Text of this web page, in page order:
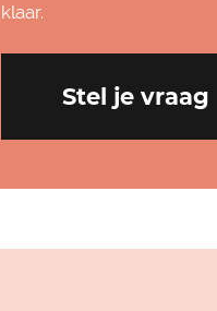
klaar.
Stel je vraag